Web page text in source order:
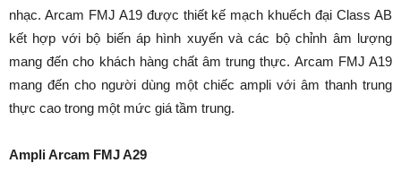
nhạc. Arcam FMJ A19 được thiết kế mạch khuếch đại Class AB
kết hợp với bộ biến áp hình xuyến và các bộ chỉnh âm lượng
mang đến cho khách hàng chất âm trung thực. Arcam FMJ A19
mang đến cho người dùng một chiếc ampli với âm thanh trung
thực cao trong một mức giá tầm trung.
Ampli Arcam FMJ A29